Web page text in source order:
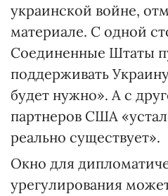
украинской войне,
материале. С одной
Соединенные Штаты
поддерживать
будет нужно». А с
партнеров США
реально существует».
Окно для
урегулирования